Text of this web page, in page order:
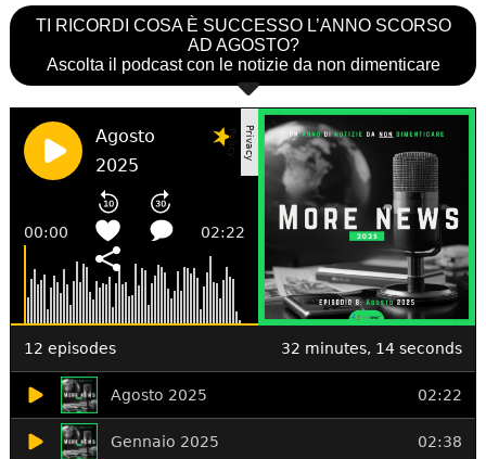
TI RICORDI COSA È SUCCESSO L’ANNO SCORSO
AD AGOSTO?
Ascolta il podcast con le notizie da non dimenticare